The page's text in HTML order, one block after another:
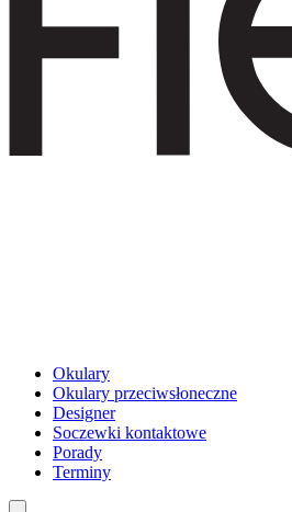
Okulary
Okulary przeciwsłoneczne
Designer
Soczewki kontaktowe
Porady
Terminy